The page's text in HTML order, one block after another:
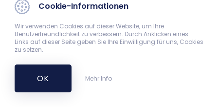
Cookie-Informationen
Wir verwenden Cookies auf dieser Website, um Ihre
Benutzerfreundlichkeit zu verbessern. Durch Anklicken eines
Links auf dieser Seite geben Sie Ihre Einwilligung für uns, Cookies
zu setzen.
OK Mehr Info